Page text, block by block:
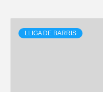
LLIGA DE BARRIS